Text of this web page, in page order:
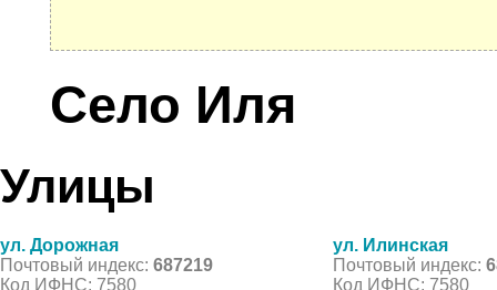
Село Иля
Улицы
ул. Дорожная
Почтовый индекс: 687219
Код ИФНС: 7580
ул. Илинская
Почтовый индекс:
Код ИФНС: 7580